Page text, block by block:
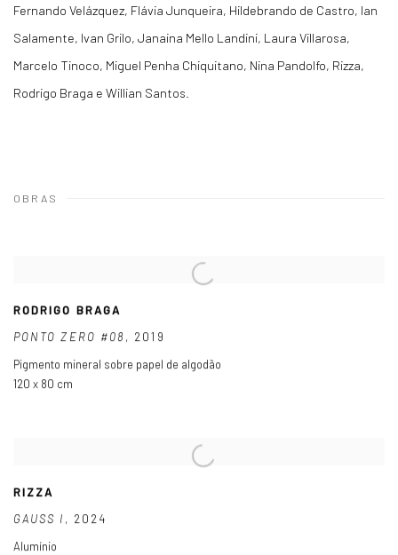
Fernando Velázquez, Flávia Junqueira, Hildebrando de Castro, Ian
Salamente, Ivan Grilo, Janaina Mello Landini, Laura Villarosa,
Marcelo Tinoco, Miguel Penha Chiquitano, Nina Pandolfo, Rizza,
Rodrigo Braga e Willian Santos.
OBRAS
RODRIGO BRAGA
PONTO ZERO #08, 2019
Pigmento mineral sobre papel de algodão
120 x 80 cm
RIZZA
GAUSS I , 2024
Alumínio